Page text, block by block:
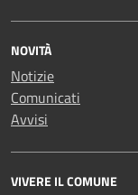
NOVITÀ
Notizie
Comunicati
Avvisi
VIVERE IL COMUNE